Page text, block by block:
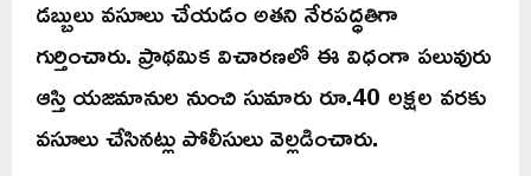
డబ్బులు వసూలు చేయడం అతని నేరపద్ధతిగా
గుర్తించారు. ప్రాథమిక విచారణలో ఈ విధంగా పలువురు
ఆస్తి యజమానుల నుంచి సుమారు రూ.40 లక్షల వరకు
వసూలు చేసినట్లు పోలీసులు వెల్లడించారు.